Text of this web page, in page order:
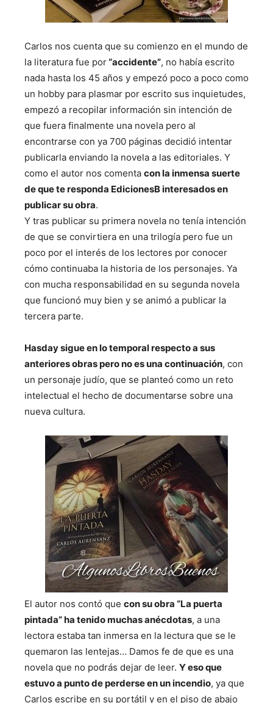
Carlos nos cuenta que su comienzo en el mundo de
la literatura fue por“accidente”, no había escrito
nada hasta los 45 años y empezó poco a poco como
un hobby para plasmar por escrito sus inquietudes,
empezó a recopilar información sin intención de
que fuera finalmente una novela pero al
encontrarse con ya 700 páginas decidió intentar
publicarla enviando la novela a las editoriales. Y
como el autor nos comenta con la inmensa suerte
de que te responda EdicionesB interesados en
publicar su obra.
Y tras publicar su primera novela no tenía intención
de que se convirtiera en una trilogía pero fue un
poco por el interés de los lectores por conocer
cómo continuaba la historia de los personajes. Ya
con mucha responsabilidad en su segunda novela
que funcionó muy bien y se animó a publicar la
tercera parte.
Hasday sigue en lo temporal respecto a sus
anteriores obras pero no es una continuación, con
un personaje judío, que se planteó como un reto
intelectual el hecho de documentarse sobre una
nueva cultura.
El autor nos contó que con su obra “La puerta
pintada” ha tenido muchas anécdotas, a una
lectora estaba tan inmersa en la lectura que se le
quemaron las lentejas… Damos fe de que es una
novela que no podrás dejar de leer. Y eso que
estuvo a punto de perderse en un incendio, ya que
Carlos escribe en su portátil y en el piso de abajo